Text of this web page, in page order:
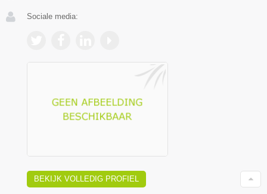
Sociale media:
BEKIJK VOLLEDIG PROFIEL